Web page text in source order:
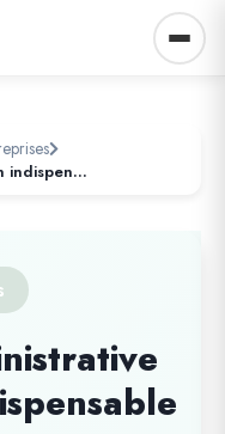
Assistance administrative : un soutien indispensable